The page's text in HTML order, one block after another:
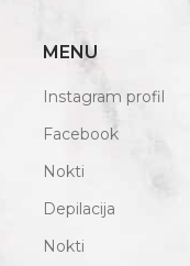
MENU
Instagram profil
Facebook
Nokti
Depilacija
Nokti